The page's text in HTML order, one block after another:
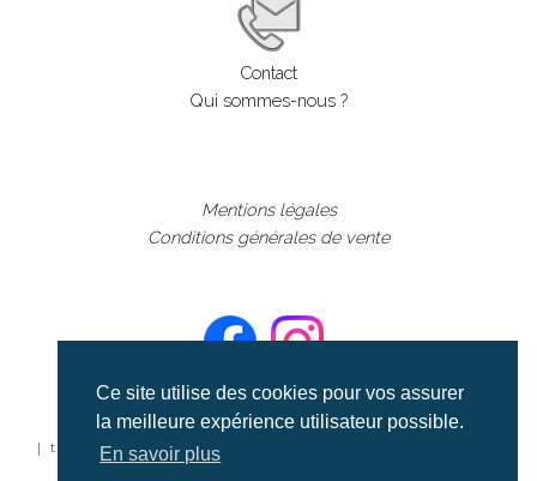
Ce site utilise des cookies pour vos assurer
la meilleure expérience utilisateur possible.
En savoir plus
Contact
Qui sommes-nous ?
Mentions légales
Conditions générales de vente
©aerialcollection marque déposée 2024
| tous droits réservés | aerialcollection.fr banque d'images
aériennes et documentaires video et cinéma |